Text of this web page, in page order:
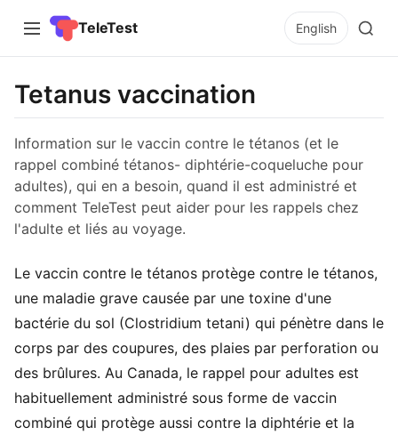
TeleTest English
Tetanus vaccination
Information sur le vaccin contre le tétanos (et le
rappel combiné tétanos- diphtérie-coqueluche pour
adultes), qui en a besoin, quand il est administré et
comment TeleTest peut aider pour les rappels chez
l'adulte et liés au voyage.
Le vaccin contre le tétanos protège contre le tétanos,
une maladie grave causée par une toxine d'une
bactérie du sol (Clostridium tetani) qui pénètre dans le
corps par des coupures, des plaies par perforation ou
des brûlures. Au Canada, le rappel pour adultes est
habituellement administré sous forme de vaccin
combiné qui protège aussi contre la diphtérie et la